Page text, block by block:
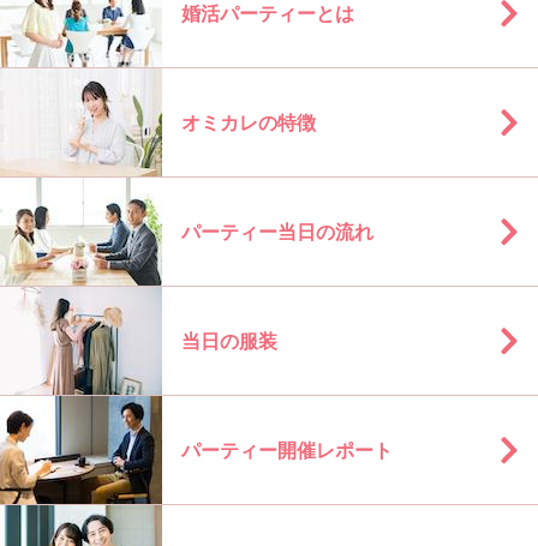
婚活パーティーとは
オミカレの特徴
パーティー当日の流れ
当日の服装
パーティー開催レポート